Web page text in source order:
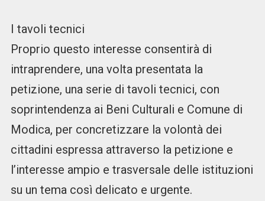
I tavoli tecnici
Proprio questo interesse consentirà di
intraprendere, una volta presentata la
petizione, una serie di tavoli tecnici, con
soprintendenza ai Beni Culturali e Comune di
Modica, per concretizzare la volontà dei
cittadini espressa attraverso la petizione e
l’interesse ampio e trasversale delle istituzioni
su un tema così delicato e urgente.